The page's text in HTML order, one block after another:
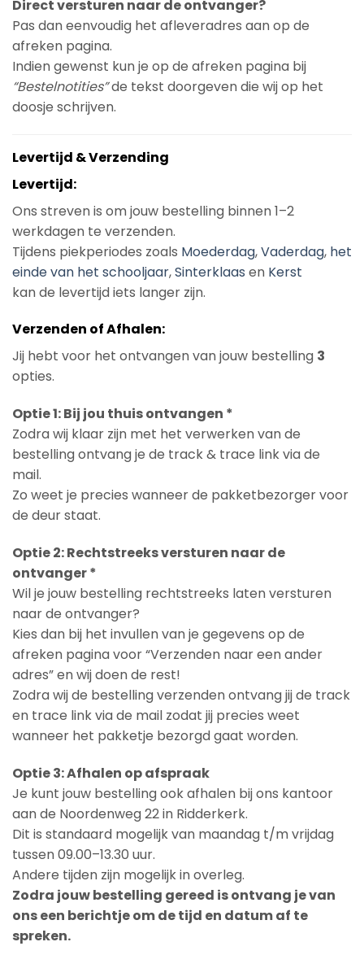
Direct versturen naar de ontvanger?
Pas dan eenvoudig het afleveradres aan op de
afreken pagina.
Indien gewenst kun je op de afreken pagina bij
“Bestelnotities”de tekst doorgeven die wij op het
doosje schrijven.
Levertijd & Verzending
Levertijd:
Ons streven is om jouw bestelling binnen 1–2
werkdagen te verzenden.
Tijdens piekperiodes zoals Moederdag,Vaderdag, het
einde van het schooljaar,Sinterklaas en Kerst
kan de levertijd iets langer zijn.
Verzenden of Afhalen:
Jij hebt voor het ontvangen van jouw bestelling 3
opties.
Optie 1: Bij jou thuis ontvangen *
Zodra wij klaar zijn met het verwerken van de
bestelling ontvang je de track & trace link via de
mail.
Zo weet je precies wanneer de pakketbezorger voor
de deur staat.
Optie 2: Rechtstreeks versturen naar de
ontvanger *
Wil je jouw bestelling rechtstreeks laten versturen
naar de ontvanger?
Kies dan bij het invullen van je gegevens op de
afreken pagina voor “Verzenden naar een ander
adres” en wij doen de rest!
Zodra wij de bestelling verzenden ontvang jij de track
en trace link via de mail zodat jij precies weet
wanneer het pakketje bezorgd gaat worden.
Optie 3: Afhalen op afspraak
Je kunt jouw bestelling ook afhalen bij ons kantoor
aan de Noordenweg 22 in Ridderkerk.
Dit is standaard mogelijk van maandag t/m vrijdag
tussen 09.00–13.30 uur.
Andere tijden zijn mogelijk in overleg.
Zodra jouw bestelling gereed is ontvang je van
ons een berichtje om de tijd en datum af te
spreken.